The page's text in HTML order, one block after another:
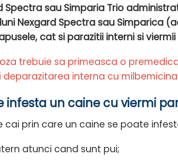
Spectra sau Simparia Trio
Nexgard Spectra sau Simparica
cat si parazitii interni si
trebuie sa primeasca o
deparazitarea interna cu
infesta un caine cu viermi
cai prin care un caine se poate
atunci cand sunt pui;